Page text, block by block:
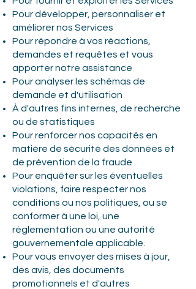
Pour développer, personnaliser et
améliorer nos Services
Pour répondre à vos réactions,
demandes et requêtes et vous
apporter notre assistance
Pour analyser les schémas de
demande et d'utilisation
À d'autres fins internes, de recherche
ou de statistiques
Pour renforcer nos capacités en
matière de sécurité des données et
de prévention de la fraude
Pour enquêter sur les éventuelles
violations, faire respecter nos
conditions ou nos politiques, ou se
conformer à une loi, une
réglementation ou une autorité
gouvernementale applicable.
Pour vous envoyer des mises à jour,
des avis, des documents
promotionnels et d'autres